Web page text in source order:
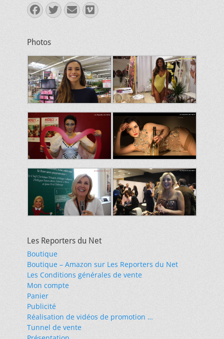
Facebook
Twitter
E-
mail
Vimeo
Photos
Les Reporters du Net
Boutique
Boutique – Amazon sur Les Reporters du Net
Les Conditions générales de vente
Mon compte
Panier
Publicité
Réalisation de vidéos de promotion …
Tunnel de vente